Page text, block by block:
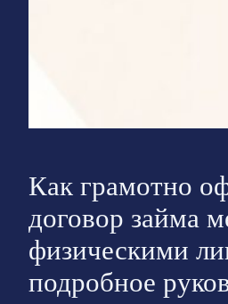
Как грамотно
договор займа
физическими
подробное